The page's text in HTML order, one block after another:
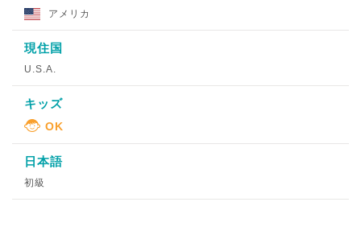
アメリカ
現住国
U.S.A.
キッズ
日本語
初級